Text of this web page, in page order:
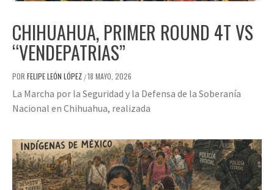
CHIHUAHUA, PRIMER ROUND 4T VS
“VENDEPATRIAS”
POR FELIPE LEÓN LÓPEZ /18 MAYO, 2026
La Marcha por la Seguridad y la Defensa de la Soberanía
Nacional en Chihuahua, realizada